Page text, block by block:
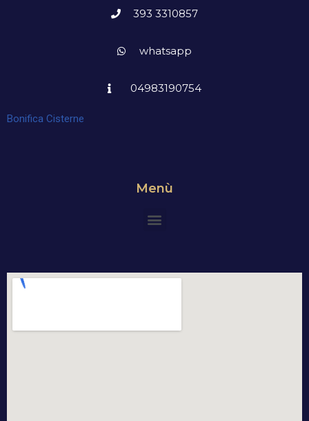
393 3310857
whatsapp
04983190754
Bonifica Cisterne
Menù